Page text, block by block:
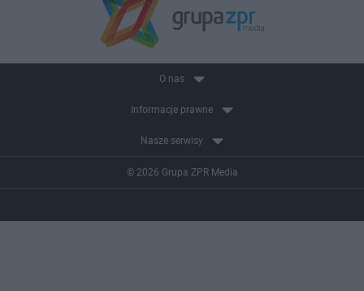
O nas
Informacje prawne
Nasze serwisy
© 2026 Grupa ZPR Media